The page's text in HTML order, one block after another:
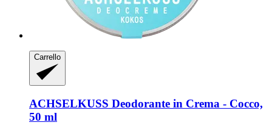
Carrello
ACHSELKUSS Deodorante in Crema -​ Cocco,
50 ml